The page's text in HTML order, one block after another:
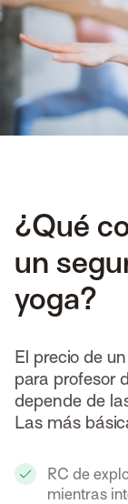
¿Qué
un
yoga?
El precio de
para profesor
depende de
Las más
RC de
mientras